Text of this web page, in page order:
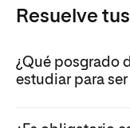
Resuelve
¿Qué posgrado
estudiar para